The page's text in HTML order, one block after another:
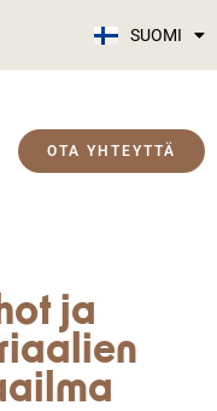
SUOMI
ENGLISH
OTA YHTEYTTÄ
ja